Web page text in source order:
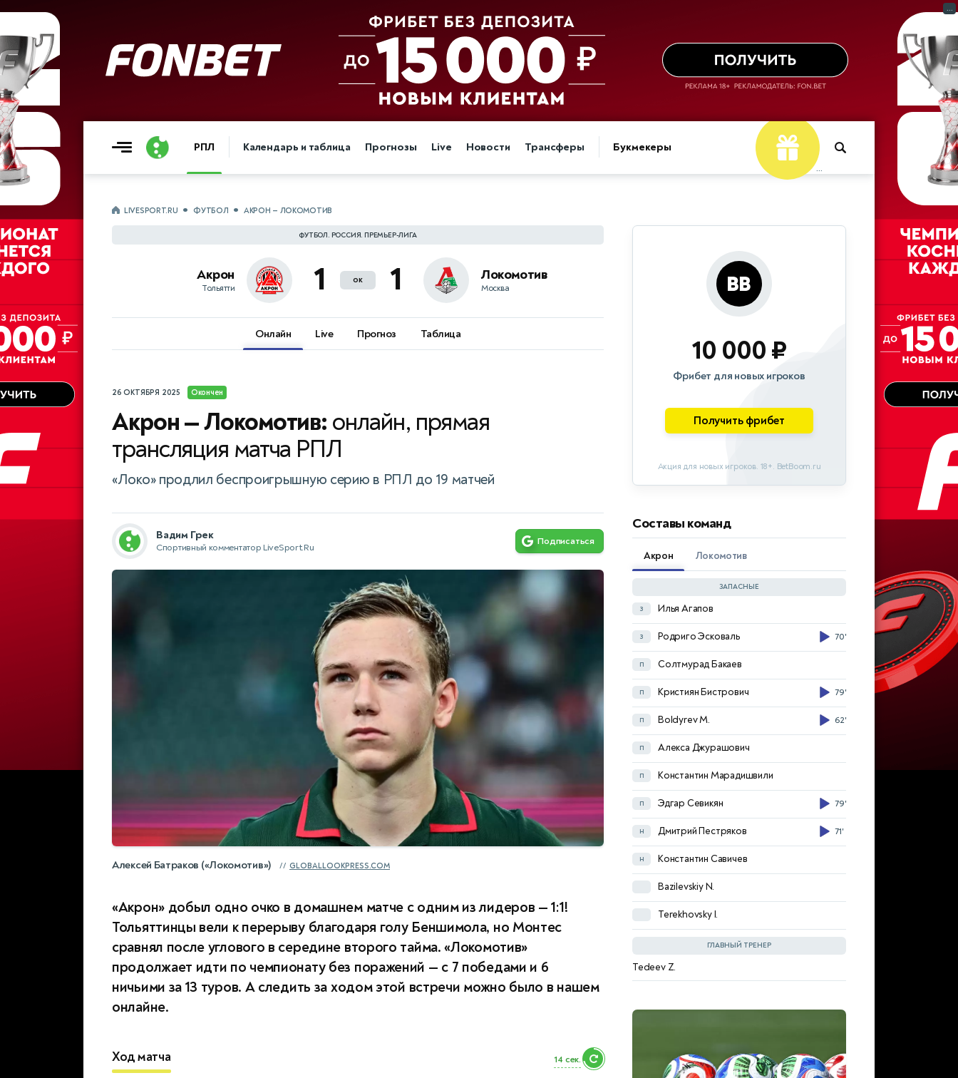
РПЛ Календарь и таблица Прогнозы Live Новости Трансферы Букмекеры
...
LIVESPORT.RU ФУТБОЛ АКРОН — ЛОКОМОТИВ
ФУТБОЛ. РОССИЯ. ПРЕМЬЕР-ЛИГА
Акрон
Тольятти 1 ок 1 Локомотив
Москва
Онлайн Live Прогноз Таблица
26 ОКТЯБРЯ 2025 Окончен
Акрон — Локомотив: онлайн, прямая
трансляция матча РПЛ
«Локо» продлил беспроигрышную серию в РПЛ до 19 матчей
Вадим Грек
Спортивный комментатор LiveSport.Ru
Подписаться
Алексей Батраков («Локомотив») GLOBALLOOKPRESS.COM
«Акрон» добыл одно очко в домашнем матче с одним из лидеров — 1:1!
Тольяттинцы вели к перерыву благодаря голу Беншимола, но Монтес
сравнял после углового в середине второго тайма. «Локомотив»
продолжает идти по чемпионату без поражений — с 7 победами и 6
ничьими за 13 туров. А следить за ходом этой встречи можно было в нашем
онлайне.
Ход матча 12 сек.
10 000 ₽
Фрибет для новых игроков
Получить фрибет
Акция для новых игроков. 18+. BetBoom.ru
Составы команд
Акрон Локомотив
ЗАПАСНЫЕ
з Илья Агапов
з Родриго Эсковаль 70'
п Солтмурад Бакаев
п Кристиян Бистрович 79'
п Boldyrev M. 62'
п Алекса Джурашович
п Константин Марадишвили
п Эдгар Севикян 79'
н Дмитрий Пестряков 71'
н Константин Савичев
Bazilevskiy N.
Terekhovsky I.
ГЛАВНЫЙ ТРЕНЕР
Tedeev Z.
в Илья Лантратов
з Максим Ненахов
з Егор Погостнов
з Кристиан Рамирес
п Зелимхан Бакаев
п Данила Годяев
п Myalkovskiy R.
п Сергей Пиняев
п Артём Тимофеев
н Николай Комличенко
н Никита Салтыков
н Владислав Сарвели
Михаил Галактионов
...